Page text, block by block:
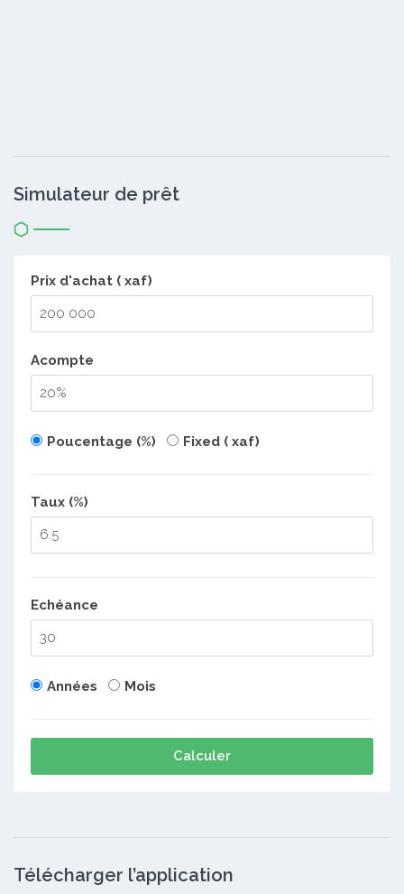
Simulateur de prêt
Prix d'achat ( xaf)
Acompte
Poucentage (%) Fixed ( xaf)
Taux (%)
Echéance
Années Mois
Calculer
Télécharger l’application